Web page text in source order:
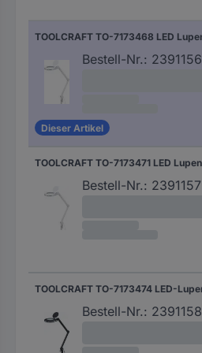
Bestell-Nr.: 2391156
Dieser Artikel
Bestell-Nr.: 2391157
Bestell-Nr.: 2391158